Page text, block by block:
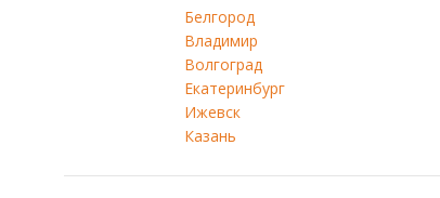
Белгород
Владимир
Волгоград
Екатеринбург
Ижевск
Казань